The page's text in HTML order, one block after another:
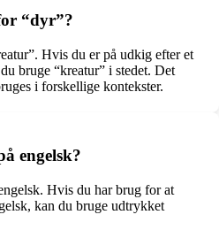
“dyr”?
Hvis du er på udkig efter et
bruge “kreatur” i stedet. Det
i forskellige kontekster.
engelsk?
Hvis du har brug for at
kan du bruge udtrykket